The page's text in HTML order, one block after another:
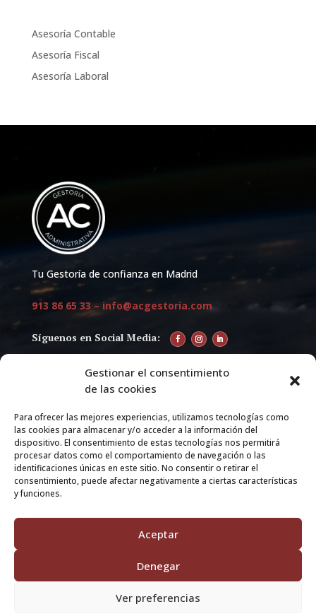
Gestionar el consentimiento
de las cookies
Para ofrecer las mejores experiencias, utilizamos tecnologías como
las cookies para almacenar y/o acceder a la información del
dispositivo. El consentimiento de estas tecnologías nos permitirá
procesar datos como el comportamiento de navegación o las
identificaciones únicas en este sitio. No consentir o retirar el
consentimiento, puede afectar negativamente a ciertas características
y funciones.
Aceptar
Denegar
Ver preferencias
Asesoría Contable
Asesoría Fiscal
Asesoría Laboral
Tu Gestoría de confianza en Madrid
913 86 65 33– info@acgestoria.com
Facebook
Instagram
LinkedIn
Servicios
Contacto
Enlaces de Utilidad